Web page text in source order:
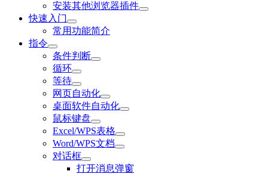
安装其他浏览器插件
快速入门
常用功能简介
指令
条件判断
循环
等待
网页自动化
桌面软件自动化
鼠标键盘
Excel/WPS表格
Word/WPS文档
对话框
打开消息弹窗